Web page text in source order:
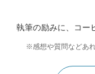
執筆の励みに、コー
※感想や質問などあ